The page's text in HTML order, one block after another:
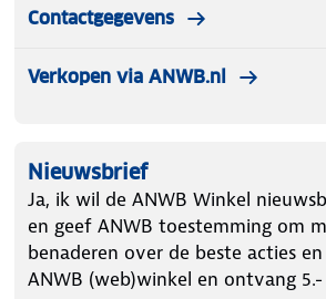
Vizorz skibril Wit - Inclusief
Bij aankoop ontvang je het
opberghoes
Contactgegevens
Verkopen via ANWB.nl
Nieuwsbrief
Ja, ik wil de ANWB Winkel
en geef ANWB toestemming om
benaderen over de beste acties
ANWB (web)winkel en ontvang